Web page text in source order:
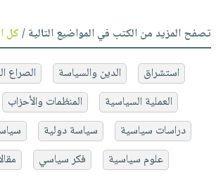
تصفح المزيد من الكتب في المواضيع التالية /كل
استشراق الدين والسياسة
الصراع
العملية السياسية
المنظمات والأحزاب
دراسات سياسية
سياسة دولية
علوم سياسية
فكر سياسي